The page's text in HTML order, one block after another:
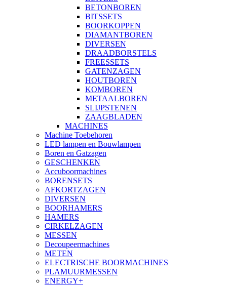
BETONBOREN
BITSSETS
BOORKOPPEN
DIAMANTBOREN
DIVERSEN
DRAADBORSTELS
FREESSETS
GATENZAGEN
HOUTBOREN
KOMBOREN
METAALBOREN
SLIJPSTENEN
ZAAGBLADEN
MACHINES
Machine Toebehoren
LED lampen en Bouwlampen
Boren en Gatzagen
GESCHENKEN
Accuboormachines
BORENSETS
AFKORTZAGEN
DIVERSEN
BOORHAMERS
HAMERS
CIRKELZAGEN
MESSEN
Decoupeermachines
METEN
ELECTRISCHE BOORMACHINES
PLAMUURMESSEN
ENERGY+